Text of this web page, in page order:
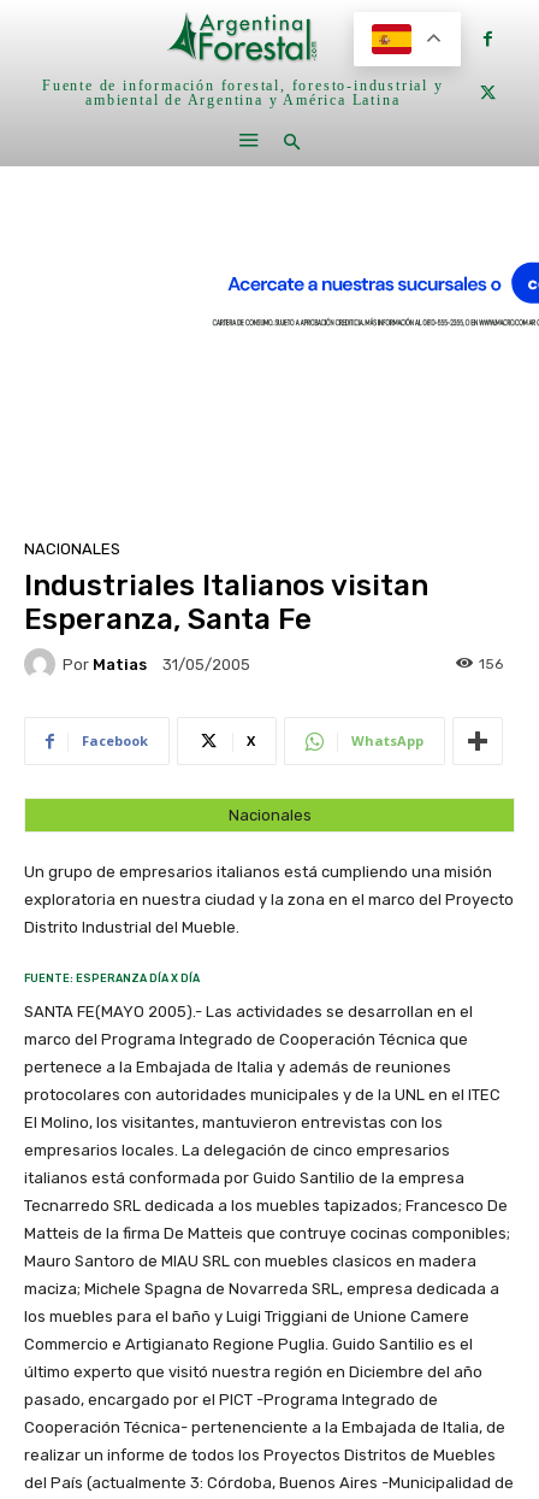
Fuente de información forestal, foresto-industrial y
ambiental de Argentina y América Latina
NACIONALES
Industriales Italianos visitan
Esperanza, Santa Fe
Por Matias 31/05/2005 156
Facebook X WhatsApp
Nacionales
Un grupo de empresarios italianos está cumpliendo una misión
exploratoria en nuestra ciudad y la zona en el marco del Proyecto
Distrito Industrial del Mueble.
FUENTE: ESPERANZA DÍA X DÍA
SANTA FE(MAYO 2005).- Las actividades se desarrollan en el
marco del Programa Integrado de Cooperación Técnica que
pertenece a la Embajada de Italia y además de reuniones
protocolares con autoridades municipales y de la UNL en el ITEC
El Molino, los visitantes, mantuvieron entrevistas con los
empresarios locales. La delegación de cinco empresarios
italianos está conformada por Guido Santilio de la empresa
Tecnarredo SRL dedicada a los muebles tapizados; Francesco De
Matteis de la firma De Matteis que contruye cocinas componibles;
Mauro Santoro de MIAU SRL con muebles clasicos en madera
maciza; Michele Spagna de Novarreda SRL, empresa dedicada a
los muebles para el baño y Luigi Triggiani de Unione Camere
Commercio e Artigianato Regione Puglia. Guido Santilio es el
último experto que visitó nuestra región en Diciembre del año
pasado, encargado por el PICT -Programa Integrado de
Cooperación Técnica- pertenenciente a la Embajada de Italia, de
realizar un informe de todos los Proyectos Distritos de Muebles
del País (actualmente 3: Córdoba, Buenos Aires -Municipalidad de